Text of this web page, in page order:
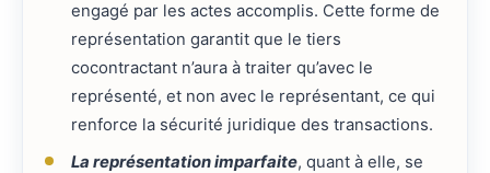
engagé par les actes accomplis. Cette forme de
représentation garantit que le tiers
cocontractant n’aura à traiter qu’avec le
représenté, et non avec le représentant, ce qui
renforce la sécurité juridique des transactions.
La représentation imparfaite, quant à elle, se